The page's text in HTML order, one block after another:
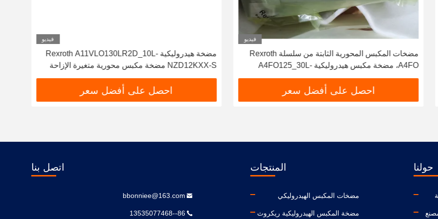
فيديو
مضخات المكبس المحورية الثابتة من سلسلة Rexroth
A4FO، مضخة مكبس هيدروليكية A4FO125_30L-
PZB25U33، قطعة غيار مضخة هيدروليكية
A4FO125_30R-PPB25N00 A4FO22 A4FO28
A4FO40 A4FO71 A4FO125
احصل على أفضل سعر
فيديو
مضخة هيدروليكية Rexroth A11VLO130LR2D_10L-
NZD12KXX-S مضخة مكبس محورية متغيرة الإزاحة
عالية الموثوقية R902037088
احصل على أفضل سعر
حولنا المنتجات
مضخات المكبس الهيدروليكي
مضخة المكبس الهيدروليكية ريكروث
اتصل بنا
bbonniee@163.com
86--13535077468